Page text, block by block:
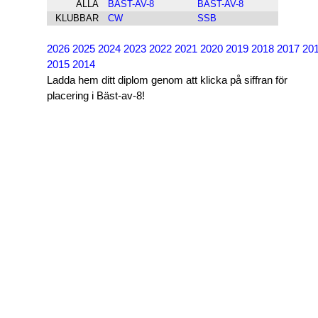
ALLA BÄST-AV-8
BÄST-AV-8
KLUBBAR
CW SSB
2026 2025 2024 2023 2022 2021 2020 2019 2018 2017
2015 2014
Ladda hem ditt diplom genom att klicka på siffran för
placering i Bäst-av-8!